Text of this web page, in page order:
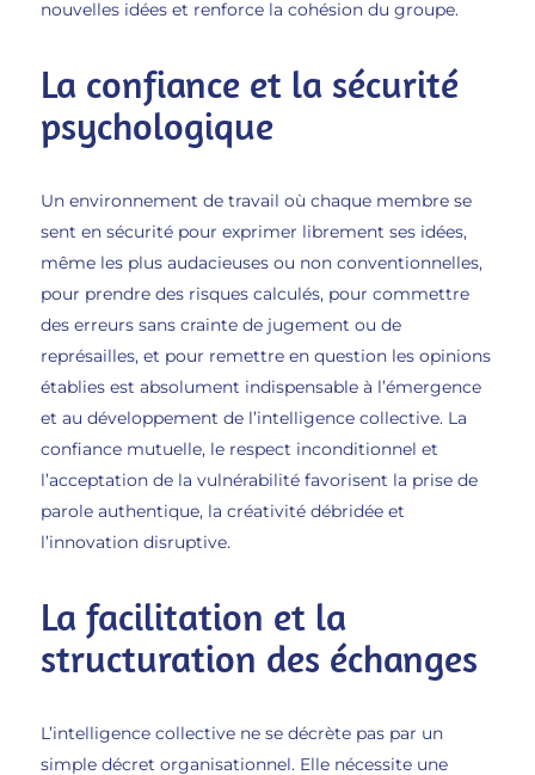
nouvelles idées et renforce la cohésion du groupe.
La confiance et la sécurité
psychologique
Un environnement de travail où chaque membre se
sent en sécurité pour exprimer librement ses idées,
même les plus audacieuses ou non conventionnelles,
pour prendre des risques calculés, pour commettre
des erreurs sans crainte de jugement ou de
représailles, et pour remettre en question les opinions
établies est absolument indispensable à l’émergence
et au développement de l’intelligence collective. La
confiance mutuelle, le respect inconditionnel et
l’acceptation de la vulnérabilité favorisent la prise de
parole authentique, la créativité débridée et
l’innovation disruptive.
La facilitation et la
structuration des échanges
L’intelligence collective ne se décrète pas par un
simple décret organisationnel. Elle nécessite une